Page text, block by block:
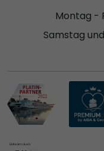
Montag -
Samstag